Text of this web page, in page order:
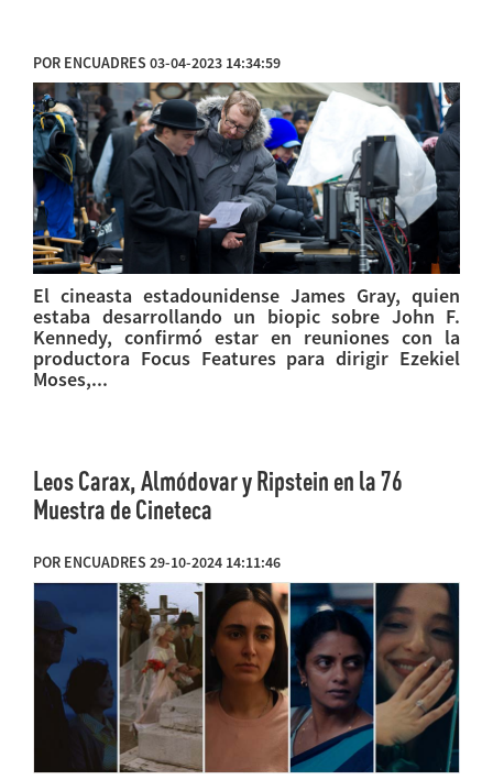
POR ENCUADRES 03-04-2023 14:34:59
El cineasta estadounidense James Gray, quien
estaba desarrollando un biopic sobre John F.
Kennedy, confirmó estar en reuniones con la
productora Focus Features para dirigir Ezekiel
Moses,...
Leos Carax, Almódovar y Ripstein en la 76
Muestra de Cineteca
POR ENCUADRES 29-10-2024 14:11:46